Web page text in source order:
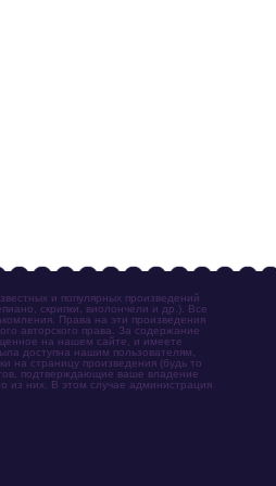
и популярных произведений
скрипки, виолончели и др.). Все
Права на эти произведения
авторского права. За содержание
на нашем сайте, и имеете
доступна нашим пользователям,
на страницу произведения (будь то
подтверждающие ваше владение
из них. В этом случае администрация